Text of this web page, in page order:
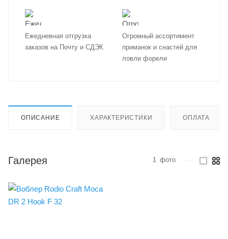
Ежедневная отгрузка
заказов на Почту и СДЭК
Огромный ассортимент
приманок и снастей для
ловли форели
ОПИСАНИЕ ХАРАКТЕРИСТИКИ ОПЛАТА
Галерея 1 фото